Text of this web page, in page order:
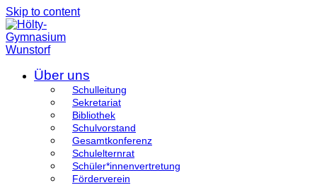
Skip to content
Über uns
Schulleitung
Sekretariat
Bibliothek
Schulvorstand
Gesamtkonferenz
Schulelternrat
Schüler*innenvertretung
Förderverein